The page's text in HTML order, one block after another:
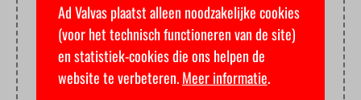
Ad Valvas plaatst alleen noodzakelijke cookies
(voor het technisch functioneren van de site)
en statistiek-cookies die ons helpen de
website te verbeteren.Meer informatie.